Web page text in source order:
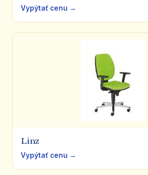
Vypýtať cenu →
Linz
Vypýtať cenu →